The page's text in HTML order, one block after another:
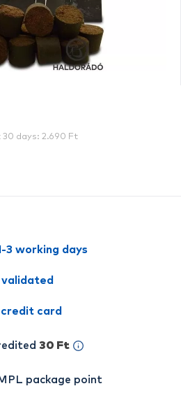
3 working days
validated
credit card
30 Ft
package point
days: 2.690 Ft